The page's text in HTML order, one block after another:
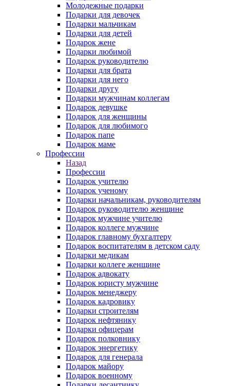
Молодежные подарки
Подарки для девочек
Подарки мальчикам
Подарки для детей
Подарок жене
Подарки любимой
Подарок руководителю
Подарки для брата
Подарки для него
Подарки другу
Подарки мужчинам коллегам
Подарок девушке
Подарок для женщины
Подарок для любимого
Подарок папе
Подарок маме
Профессии
Назад
Профессии
Подарок учителю
Подарок ученому
Подарки начальникам, руководителям
Подарок руководителю женщине
Подарок мужчине учителю
Подарок коллеге мужчине
Подарок главному бухгалтеру
Подарок воспитателям в детском саду
Подарки медикам
Подарки коллеге женщине
Подарок адвокату
Подарок юристу мужчине
Подарок менеджеру
Подарок кадровику
Подарки строителям
Подарок нефтянику
Подарки офицерам
Подарок полковнику
Подарок энергетику
Подарок для генерала
Подарок майору
Подарок военному